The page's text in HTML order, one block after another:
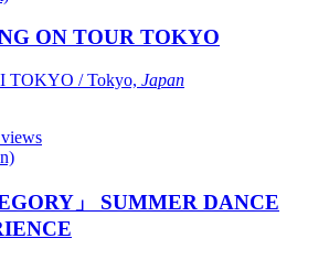
ON TOUR TOKYO
TOKYO / Tokyo, Japan
」 SUMMER DANCE